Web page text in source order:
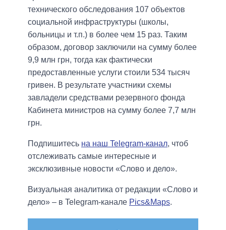
технического обследования 107 объектов
социальной инфраструктуры (школы,
больницы и т.п.) в более чем 15 раз. Таким
образом, договор заключили на сумму более
9,9 млн грн, тогда как фактически
предоставленные услуги стоили 534 тысяч
гривен. В результате участники схемы
завладели средствами резервного фонда
Кабинета министров на сумму более 7,7 млн
грн.
Подпишитесь на наш Telegram-канал, чтоб
отслеживать самые интересные и
эксклюзивные новости «Слово и дело».
Визуальная аналитика от редакции «Слово и
дело» – в Telegram-канале Pics&Maps.